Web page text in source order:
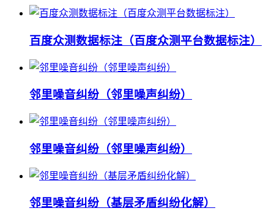
百度众测数据标注（百度众测平台数据标注）
邻里噪音纠纷（邻里噪声纠纷）
邻里噪音纠纷（邻里噪声纠纷）
邻里噪音纠纷（基层矛盾纠纷化解）